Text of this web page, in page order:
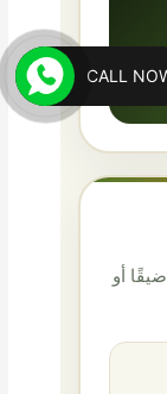
أو
CALL